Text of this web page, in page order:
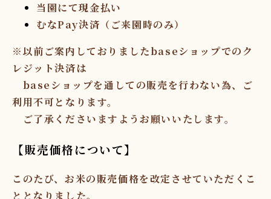
当園にて現金払い
むなPay決済（ご来園時のみ）
※以前ご案内しておりましたbaseショップでのク
レジット決済は
baseショップを通しての販売を行わない為、ご
利用不可となります。
ご了承くださいますようお願いいたします。
【販売価格について】
このたび、 お米の販売価格を改定させていただくこ
ととなりました。